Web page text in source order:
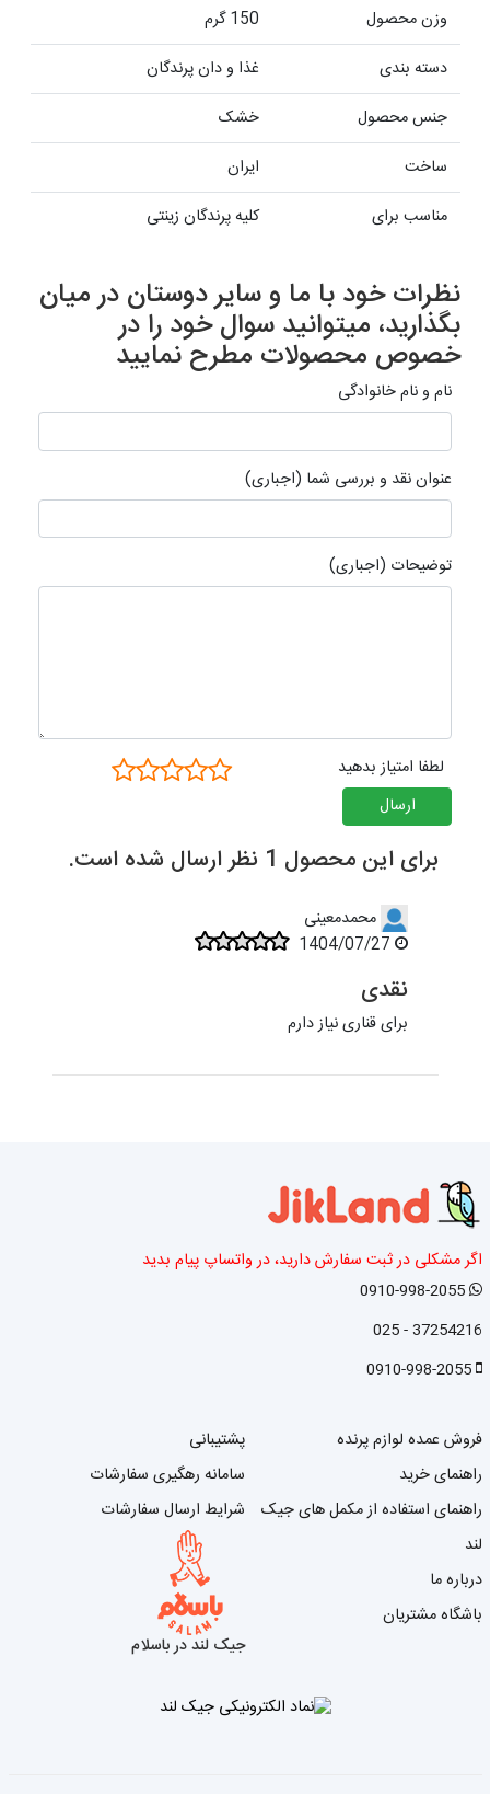
وزن محصول
150 گرم
دسته بندی
غذا و دان پرندگان
جنس محصول
خشک
ساخت
ایران
مناسب برای
کلیه پرندگان زینتی
نظرات خود با ما و سایر دوستان در میان
بگذارید، میتوانید سوال خود را در
خصوص محصولات مطرح نمایید
نام و نام خانوادگی
عنوان نقد و بررسی شما (اجباری)
توضیحات (اجباری)
لطفا امتیاز بدهید
ارسال
برای این محصول 1 نظر ارسال شده است.
محمدمعینی
نقدی
برای قناری نیاز دارم
اگر مشکلی در ثبت سفارش دارید، در واتساپ پیام بدید
0910-998-2055
37254216 - 025
0910-998-2055
فروش عمده لوازم پرنده
راهنمای خرید
راهنمای استفاده از مکمل های جیک
لند
درباره ما
باشگاه مشتریان
پشتیبانی
سامانه رهگیری سفارشات
شرایط ارسال سفارشات
جیک لند در باسلام